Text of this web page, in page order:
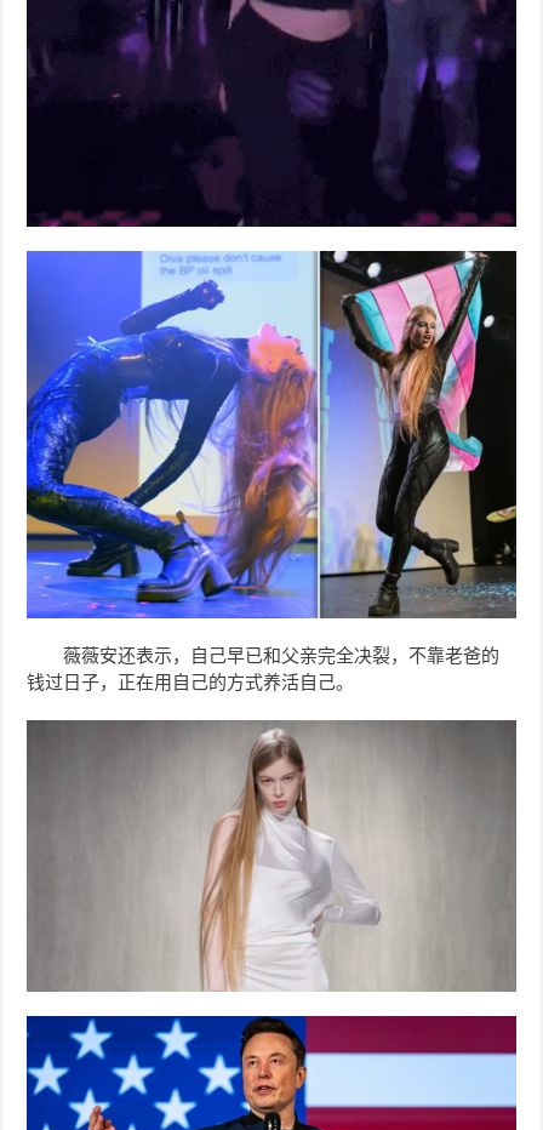
薇薇安还表示，自己早已和父亲完全决裂，不靠老爸的
钱过日子，正在用自己的方式养活自己。